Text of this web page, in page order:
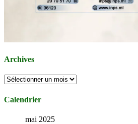
Archives
Archives
Calendrier
mai 2025